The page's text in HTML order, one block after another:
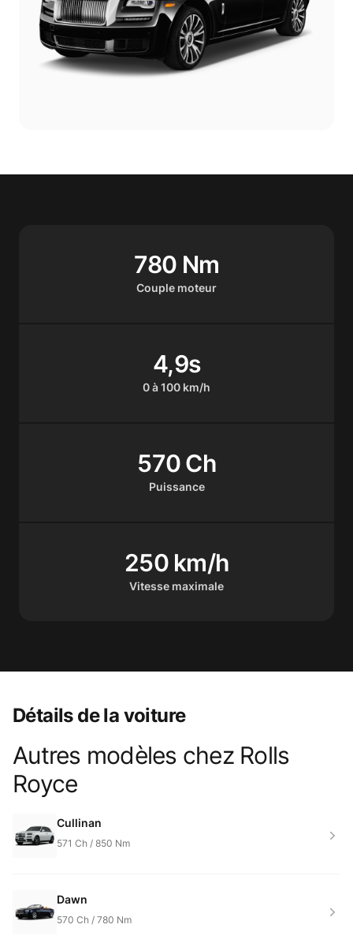
Couple moteur
780 Nm
0 à 100 km/h
4,9s
Puissance
570 Ch
Vitesse maximale
250 km/h
Détails de la voiture
Product information
Autres modèles chez Rolls
Royce
Cullinan
571 Ch / 850 Nm
Dawn
570 Ch / 780 Nm